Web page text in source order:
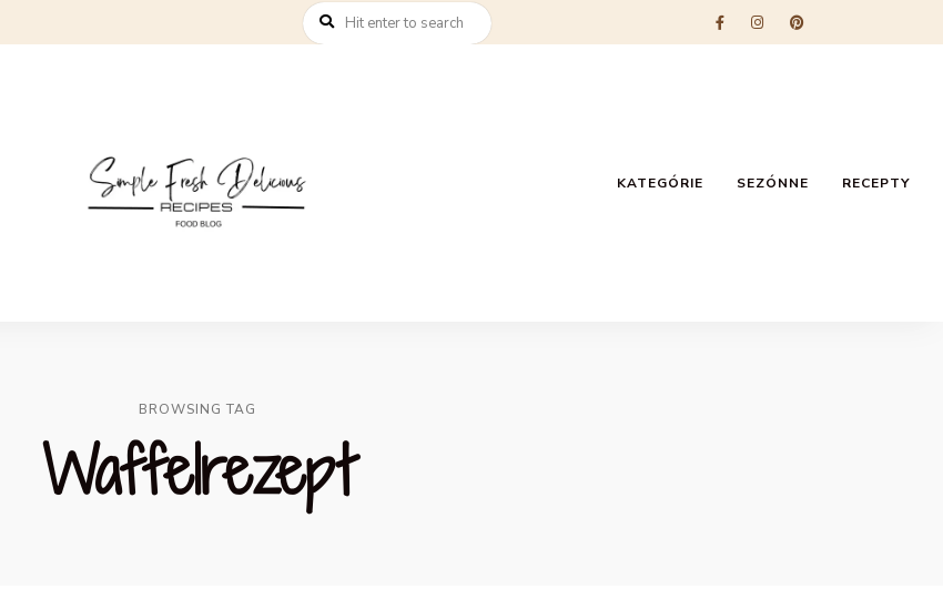
KATEGÓRIE SEZÓNNE RECEPTY
BROWSING TAG
Waffelrezept